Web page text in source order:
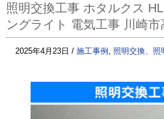
照明交換工事 ホタルクス
ングライト 電気工事 川崎市
2025年4月23日 / 施工事例
照明交換、照